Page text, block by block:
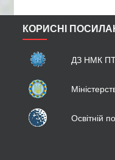
КОРИСНІ
ДЗ НМК
Освітній